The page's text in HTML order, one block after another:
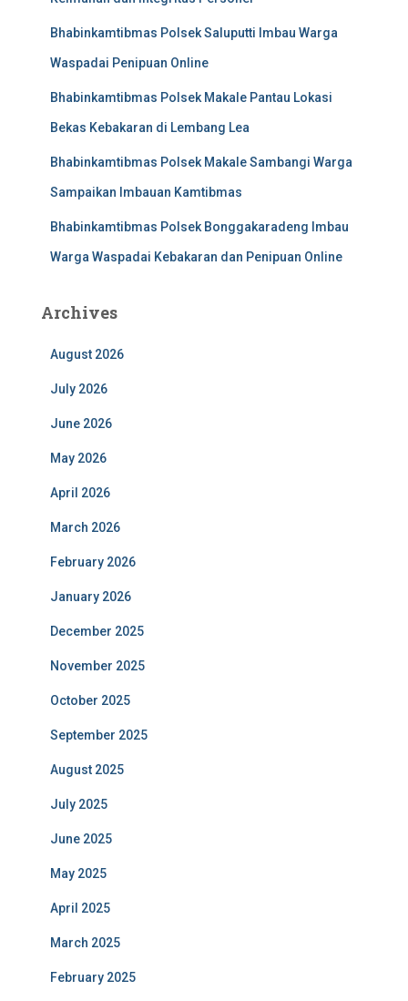
Bhabinkamtibmas Polsek Saluputti Imbau Warga
Waspadai Penipuan Online
Bhabinkamtibmas Polsek Makale Pantau Lokasi
Bekas Kebakaran di Lembang Lea
Bhabinkamtibmas Polsek Makale Sambangi Warga
Sampaikan Imbauan Kamtibmas
Bhabinkamtibmas Polsek Bonggakaradeng Imbau
Warga Waspadai Kebakaran dan Penipuan Online
Archives
August 2026
July 2026
June 2026
May 2026
April 2026
March 2026
February 2026
January 2026
December 2025
November 2025
October 2025
September 2025
August 2025
July 2025
June 2025
May 2025
April 2025
March 2025
February 2025